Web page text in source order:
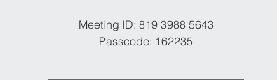
Passcode: 162235